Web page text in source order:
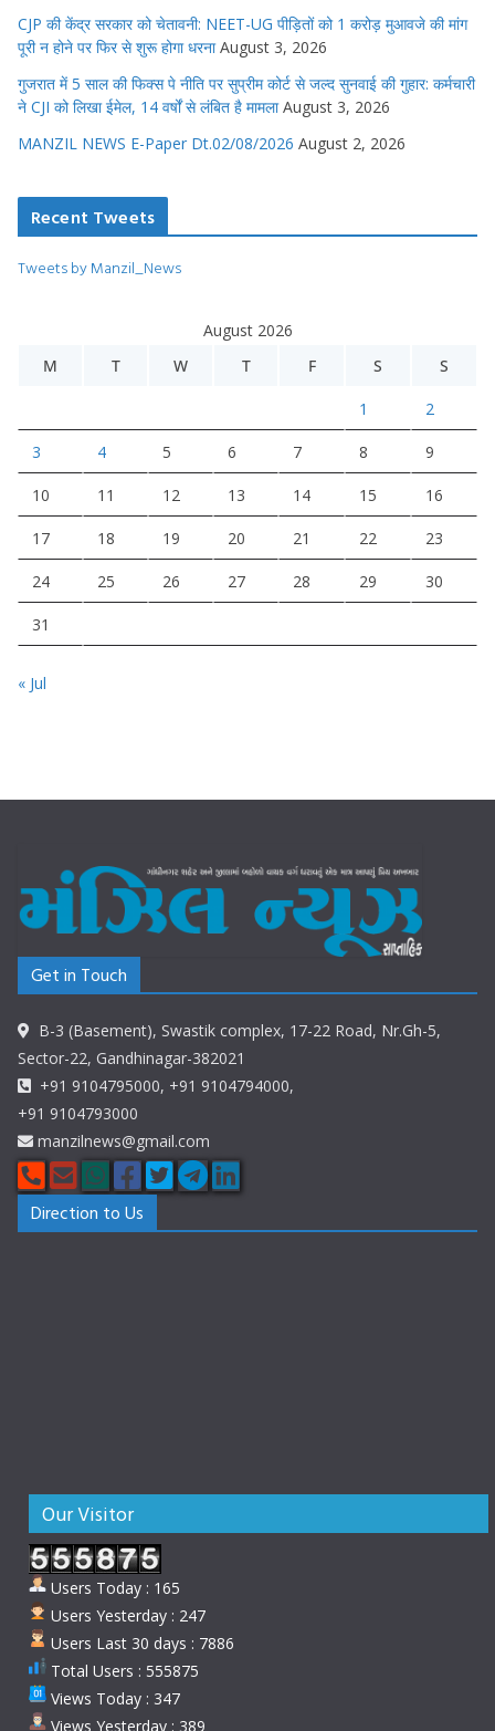
CJP की केंद्र सरकार को चेतावनी: NEET-UG पीड़ितों को 1 करोड़ मुआवजे की मांग
पूरी न होने पर फिर से शुरू होगा धरना August 3, 2026
गुजरात में 5 साल की फिक्स पे नीति पर सुप्रीम कोर्ट से जल्द सुनवाई की गुहार: कर्मचारी
ने CJI को लिखा ईमेल, 14 वर्षों से लंबित है मामला August 3, 2026
MANZIL NEWS E-Paper Dt.02/08/2026 August 2, 2026
Recent Tweets
Tweets by Manzil_News
August 2026
M
T W T F S S
1 2
3 4 5 6 7 8 9
10 11 12 13 14 15 16
17 18 19 20 21 22 23
24 25 26 27 28 29 30
31
« Jul
Get in Touch
B-3 (Basement), Swastik complex, 17-22 Road, Nr.Gh-5,
Sector-22, Gandhinagar-382021
+91 9104795000, +91 9104794000,
+91 9104793000
manzilnews@gmail.com
Direction to Us
Our Visitor
Users Today : 165
Users Yesterday : 247
Users Last 30 days : 7886
Total Users : 555875
Views Today : 347
Views Yesterday : 389